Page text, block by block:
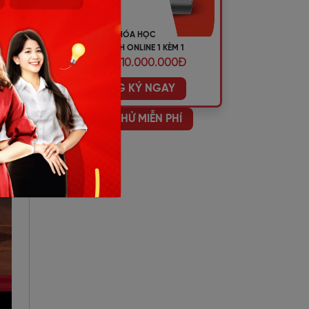
KHÓA HỌC
TIẾNG ANH ONLINE 1 KÈM 1
ƯU ĐÃI 10.000.000Đ
ĐĂNG KÝ NGAY
HỌC THỬ MIỄN PHÍ